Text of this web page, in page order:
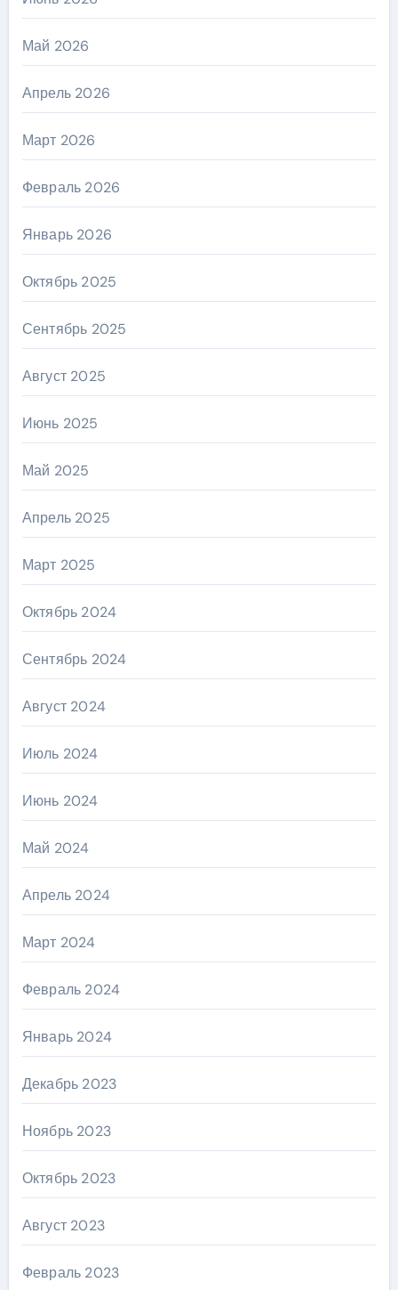
Май 2026
Апрель 2026
Март 2026
Февраль 2026
Январь 2026
Октябрь 2025
Сентябрь 2025
Август 2025
Июнь 2025
Май 2025
Апрель 2025
Март 2025
Октябрь 2024
Сентябрь 2024
Август 2024
Июль 2024
Июнь 2024
Май 2024
Апрель 2024
Март 2024
Февраль 2024
Январь 2024
Декабрь 2023
Ноябрь 2023
Октябрь 2023
Август 2023
Февраль 2023